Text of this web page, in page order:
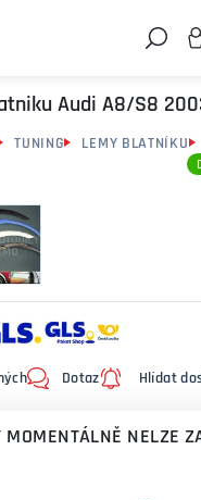
Audi A8/S8
TUNING LEMY BLATNÍKU
Dotaz Hlídat
MOMENTÁLNĚ NELZE
vám pomoci něco